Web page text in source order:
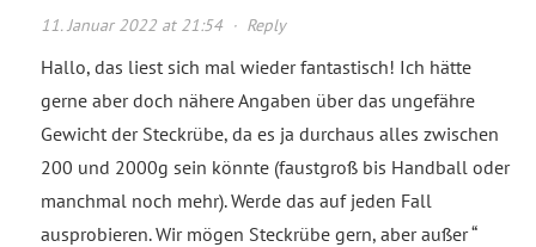
11. Januar 2022 at 21:54· Reply
Hallo, das liest sich mal wieder fantastisch! Ich hätte
gerne aber doch nähere Angaben über das ungefähre
Gewicht der Steckrübe, da es ja durchaus alles zwischen
200 und 2000g sein könnte (faustgroß bis Handball oder
manchmal noch mehr). Werde das auf jeden Fall
ausprobieren. Wir mögen Steckrübe gern, aber außer “